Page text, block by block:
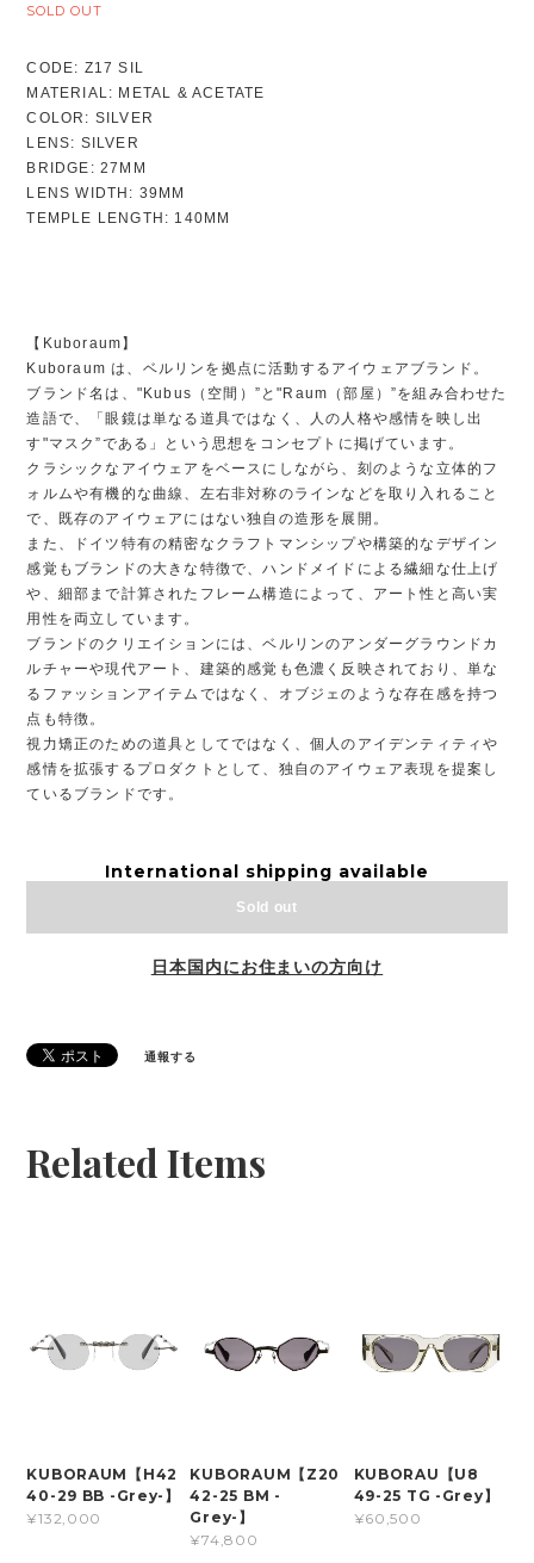
SOLD OUT
CODE: Z17 SIL
MATERIAL: METAL & ACETATE
COLOR: SILVER
LENS: SILVER
BRIDGE: 27MM
LENS WIDTH: 39MM
TEMPLE LENGTH: 140MM
【Kuboraum】
Kuboraum は、ベルリンを拠点に活動するアイウェアブランド。
ブランド名は、"Kubus（空間）”と"Raum（部屋）”を組み合わせた
造語で、「眼鏡は単なる道具ではなく、人の人格や感情を映し出
す"マスク”である」という思想をコンセプトに掲げています。
クラシックなアイウェアをベースにしながら、刻のような立体的フ
ォルムや有機的な曲線、左右非対称のラインなどを取り入れること
で、既存のアイウェアにはない独自の造形を展開。
また、ドイツ特有の精密なクラフトマンシップや構築的なデザイン
感覚もブランドの大きな特徴で、ハンドメイドによる繊細な仕上げ
や、細部まで計算されたフレーム構造によって、アート性と高い実
用性を両立しています。
ブランドのクリエイションには、ベルリンのアンダーグラウンドカ
ルチャーや現代アート、建築的感覚も色濃く反映されており、単な
るファッションアイテムではなく、オブジェのような存在感を持つ
点も特徴。
視力矯正のための道具としてではなく、個人のアイデンティティや
感情を拡張するプロダクトとして、独自のアイウェア表現を提案し
ているブランドです。
International shipping available
Sold out
日本国内にお住まいの方向け
通報する
Related Items
KUBORAUM【H42
40-29 BB -Grey-】
¥132,000
KUBORAUM【Z20
42-25 BM -
Grey-】
¥74,800
KUBORAU【U8
49-25 TG -Grey】
¥60,500